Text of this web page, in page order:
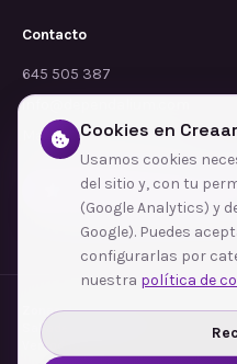
Contacto
645 505 387
info@dependalium.com
Mataró (Barcelona)
Déjanos tu reseña en
Zonas de cobertura·Barcelona·
Sabadell
Santa
Ver todas las zonas →
Cookies en Creaar
Usamos cookies
del sitio y, con tu
(Google Analytics) y
Google). Puedes
configurarlas por
nuestra política de